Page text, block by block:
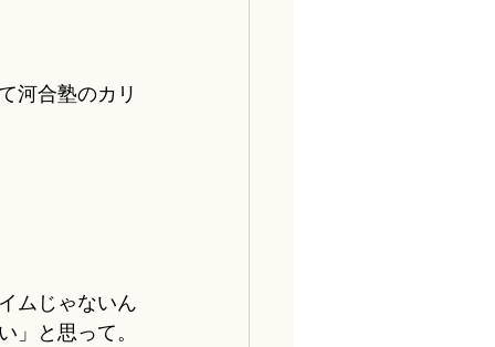
河合塾のカリ
ムじゃないん
」と思って。